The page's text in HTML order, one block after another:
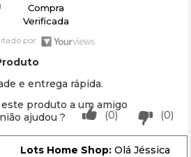
Compra
Verificada
por:
e entrega rápida.
produto a um amigo
(0)
(0)
ajudou ?
Lots Home Shop: Olá Jéssica